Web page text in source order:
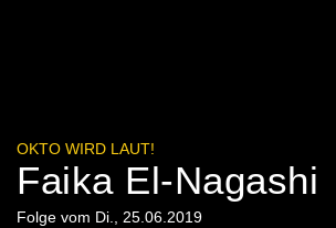
OKTO WIRD LAUT!
Faika El-Nagashi
Folge vom Di., 25.06.2019